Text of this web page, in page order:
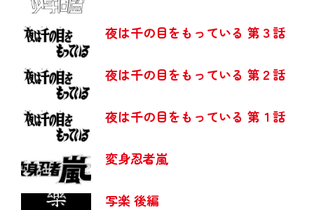
夜は千の目をもっている 第３話
夜は千の目をもっている 第２話
夜は千の目をもっている 第１話
変身忍者嵐
写楽 後編